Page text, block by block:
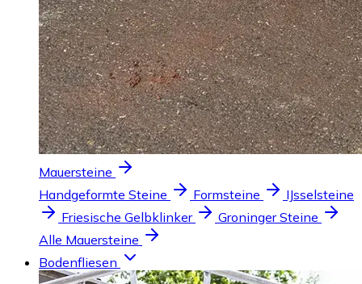
Mauersteine
Handgeformte Steine
Formsteine
IJsselsteine
Friesische Gelbklinker
Groninger Steine
Alle Mauersteine
Bodenfliesen